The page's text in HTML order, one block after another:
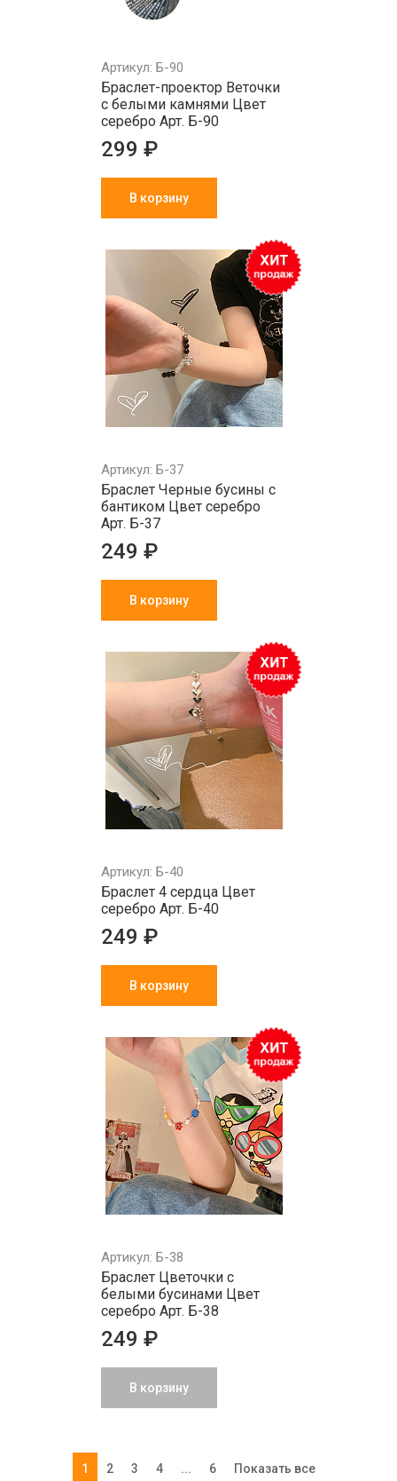
Артикул: Б-90
Браслет-проектор Веточки
с белыми камнями Цвет
серебро Арт. Б-90
299 ₽
В корзину
Артикул: Б-37
Браслет Черные бусины с
бантиком Цвет серебро
Арт. Б-37
249 ₽
В корзину
Артикул: Б-40
Браслет 4 сердца Цвет
серебро Арт. Б-40
249 ₽
В корзину
Артикул: Б-38
Браслет Цветочки с
белыми бусинами Цвет
серебро Арт. Б-38
249 ₽
В корзину
1 2 3 4 ... 6 Показать все